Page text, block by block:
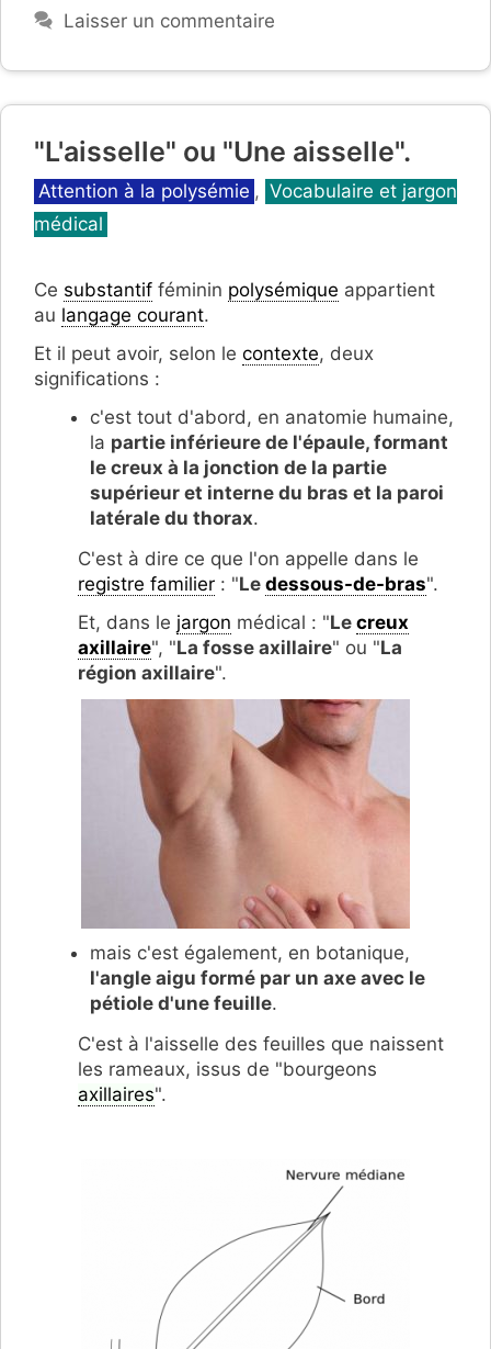
Laisser un commentaire
"L'aisselle" ou "Une aisselle".
Catégories
Attention à la polysémie , Vocabulaire et jargon
médical
Ce substantif féminin polysémique appartient
au langage courant.
Et il peut avoir, selon le contexte, deux
significations :
c'est tout d'abord, en anatomie humaine,
la partie inférieure de l'épaule, formant
le creux à la jonction de la partie
supérieur et interne du bras et la paroi
latérale du thorax.
C'est à dire ce que l'on appelle dans le
registre familier : "Le dessous-de-bras".
Et, dans le jargon médical : "Le creux
axillaire", "La fosse axillaire" ou "La
région axillaire".
mais c'est également, en botanique,
l'angle aigu formé par un axe avec le
pétiole d'une feuille.
C'est à l'aisselle des feuilles que naissent
les rameaux, issus de "bourgeons
axillaires".